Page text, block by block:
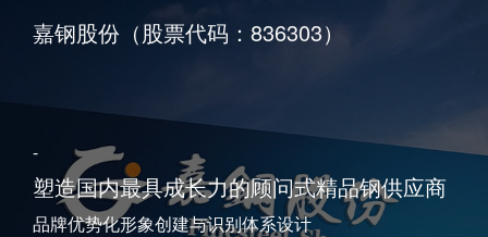
嘉钢股份（股票代码：836303）
-
塑造国内最具成长力的顾问式精品钢供应商
品牌优势化形象创建与识别体系设计